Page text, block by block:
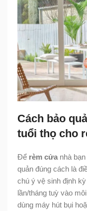
Cách bảo
tuổi thọ cho
Để rèm cửa nhà
quản đúng cách là
chú ý vệ sinh định
lần/tháng tuỳ vào
dùng máy hút bụi